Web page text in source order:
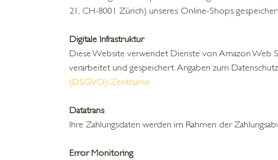
21, CH-8001 Zürich) unseres Online-Shops
Digitale Infrastruktur
Diese Website verwendet Dienste von Amazon Web
verarbeitet und gespeichert. Angaben zum
(DSGVO)-Zentrum»
Datatrans
Ihre Zahlungsdaten werden im Rahmen der
Error Monitoring